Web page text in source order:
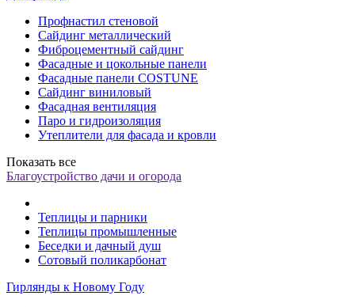
Профнастил стеновой
Сайдинг металлический
Фиброцементный сайдинг
Фасадные и цокольные панели
Фасадные панели COSTUNE
Сайдинг виниловый
Фасадная вентиляция
Паро и гидроизоляция
Утеплители для фасада и кровли
Показать все
Благоустройство дачи и огорода
Теплицы и парники
Теплицы промышленные
Беседки и дачный душ
Сотовый поликарбонат
Гирлянды к Новому Году